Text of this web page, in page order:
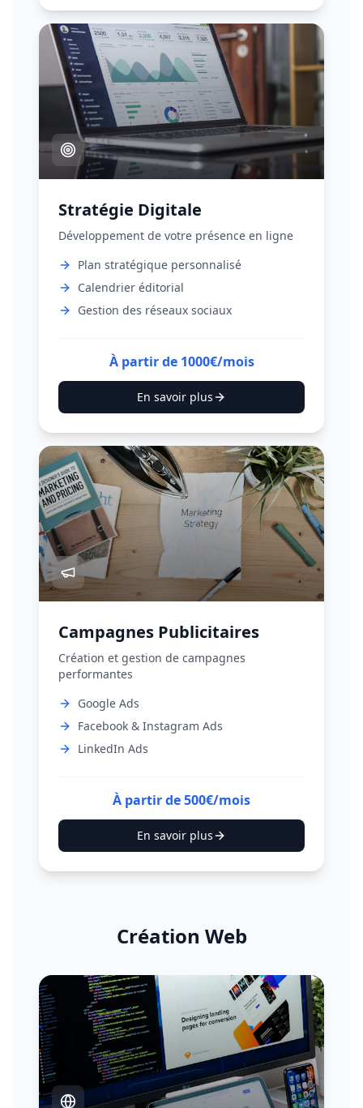
Stratégie Digitale
Développement de votre présence en ligne
Plan stratégique personnalisé
Calendrier éditorial
Gestion des réseaux sociaux
À partir de 1000€/mois
En savoir plus
Campagnes Publicitaires
Création et gestion de campagnes
performantes
Google Ads
Facebook & Instagram Ads
LinkedIn Ads
À partir de 500€/mois
En savoir plus
Création Web